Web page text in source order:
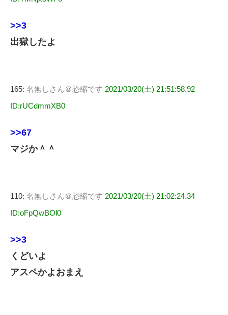
>>3
出獄したよ
165: 名無しさん＠恐縮です 2021/03/20(土) 21:51:58.92
ID:rUCdmmXB0
>>67
マジか＾＾
110: 名無しさん＠恐縮です 2021/03/20(土) 21:02:24.34
ID:oFpQwBOl0
>>3
くどいよ
アスペかよおまえ